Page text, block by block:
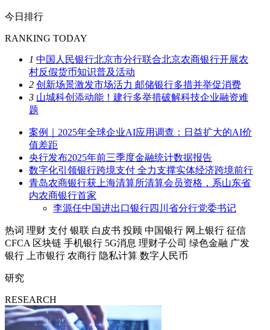
今日排行
RANKING TODAY
1 中国人民银行北京市分行联合北京农商银行开展农
村反假货币知识普及活动
2 创新场景激发市场活力 邮储银行多措并举促消费
3 山城科创添动能！建行多举措破解科技企业融资难
题
案例｜2025年全球企业AI应用调查：日益扩大的AI价
值差距
央行发布2025年前三季度金融统计数据报告
数字化引领银行跨境支付 全力支撑实体经济跨境前行
青岛农商银行获上海清算所清算会员资格，系山东省
内农商银行首家
李源任中国进出口银行四川省分行党委书记
热词 理财 支付 银联 白皮书 投顾 中国银行 网上银行 征信
CFCA 区块链 手机银行 5G消息 理财子公司 绿色金融 广发
银行
上市银行 农商行 隐私计算 数字人民币
研究
RESEARCH